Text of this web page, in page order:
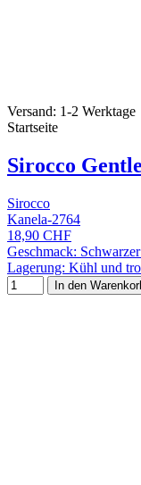
Versand: 1-2 Werktage
Startseite
Sirocco
Sirocco
Kanela-2764
18,90 CHF
Geschmack:
Lagerung: Kühl und
In den